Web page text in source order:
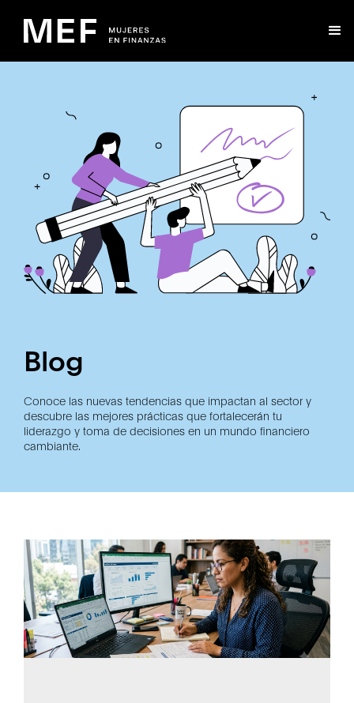
Blog
Conoce las nuevas tendencias que impactan al sector y
descubre las mejores prácticas que fortalecerán tu
liderazgo y toma de decisiones en un mundo financiero
cambiante.